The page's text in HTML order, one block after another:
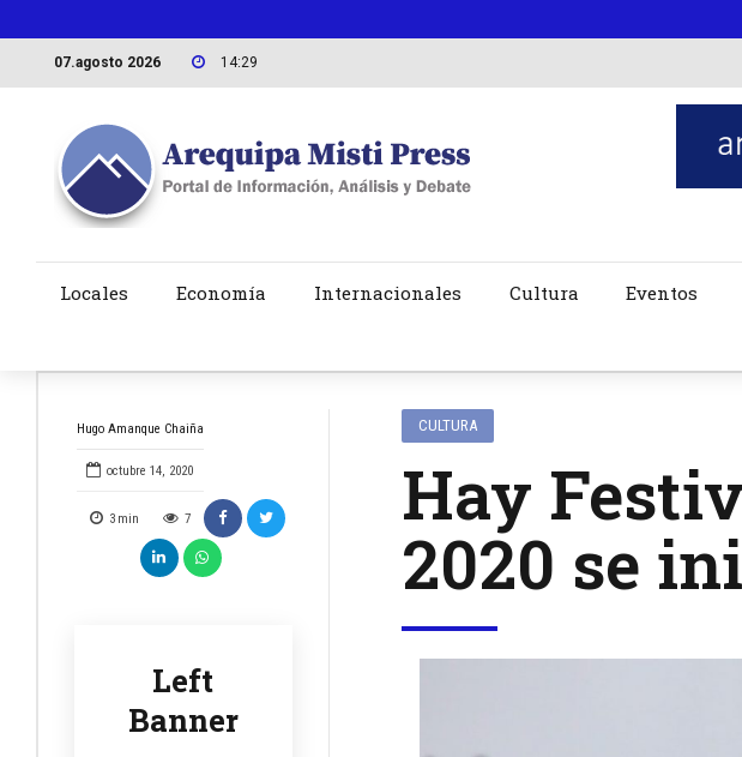
07.agosto 2026 14:29
Locales Economía Internacionales Cultura Eventos
Hugo Amanque Chaiña
octubre 14, 2020
3 min 7
Left
Banner
CULTURA
Hay
2020 se